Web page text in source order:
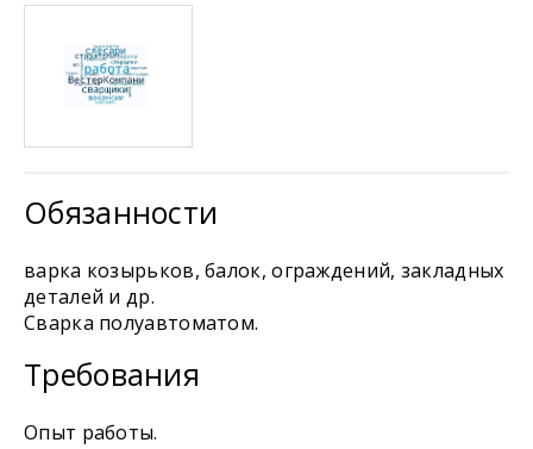
Обязанности
варка козырьков, балок, ограждений, закладных
деталей и др.
Сварка полуавтоматом.
Требования
Опыт работы.